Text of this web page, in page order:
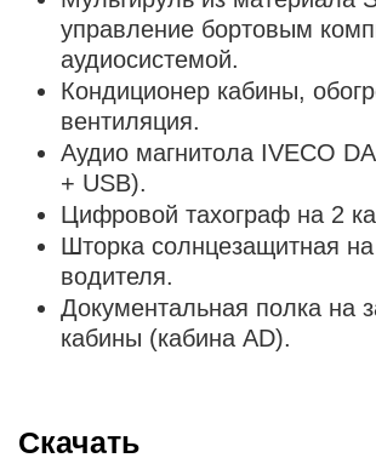
управление бортовым
аудиосистемой.
Кондиционер кабины,
вентиляция.
Аудио магнитола IVECO
+ USB).
Цифровой тахограф на 2
Шторка солнцезащитная
водителя.
Документальная полка на
кабины (кабина AD).
Скачать